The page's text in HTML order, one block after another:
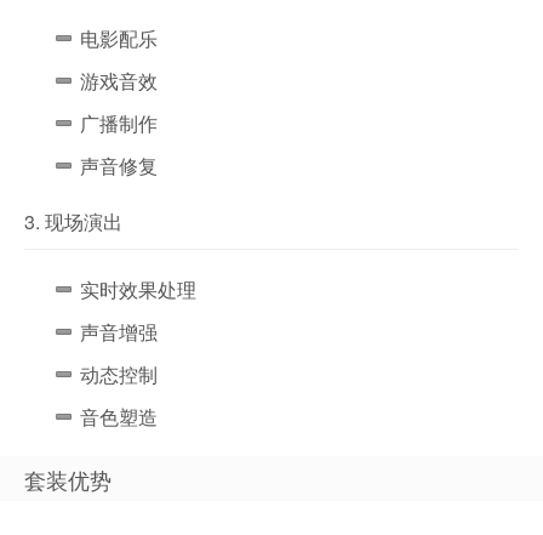
电影配乐
游戏音效
广播制作
声音修复
3. 现场演出
实时效果处理
声音增强
动态控制
音色塑造
套装优势